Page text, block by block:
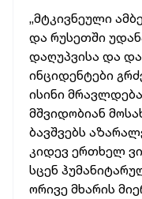
„მტკივნეული
და რუსეთში
დაღუპვისა და
ინციდენტები
ისინი
მშვიდობიან
ბავშვებს
კიდევ ერთხელ
სცენ
ორივე მხარის